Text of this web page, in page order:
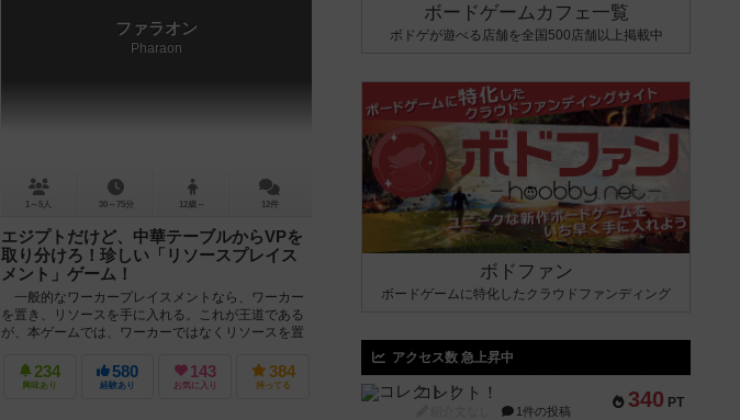
ファラオン
Pharaon
1～5人 30～75分 12歳～ 12件
エジプトだけど、中華テーブルからVPを
取り分けろ！珍しい「リソースプレイス
メント」ゲーム！
一般的なワーカープレイスメントなら、ワーカー
を置き、リソースを手に入れる。これが王道である
が、本ゲームでは、ワーカーではなくリソースを置
234
興味あり
580
経験あり
143
お気に入り
384
持ってる
ボードゲームカフェ一覧
ボドゲが遊べる店舗を全国500店舗以上掲載中
ボドファン
ボードゲームに特化したクラウドファンディング
アクセス数 急上昇中
340 PT
コレクト！
1件の投稿